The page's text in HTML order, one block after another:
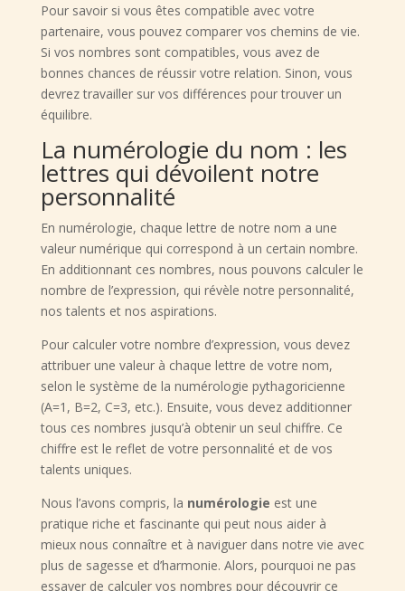
Pour savoir si vous êtes compatible avec votre
partenaire, vous pouvez comparer vos chemins de vie.
Si vos nombres sont compatibles, vous avez de
bonnes chances de réussir votre relation. Sinon, vous
devrez travailler sur vos différences pour trouver un
équilibre.
La numérologie du nom : les
lettres qui dévoilent notre
personnalité
En numérologie, chaque lettre de notre nom a une
valeur numérique qui correspond à un certain nombre.
En additionnant ces nombres, nous pouvons calculer le
nombre de l’expression, qui révèle notre personnalité,
nos talents et nos aspirations.
Pour calculer votre nombre d’expression, vous devez
attribuer une valeur à chaque lettre de votre nom,
selon le système de la numérologie pythagoricienne
(A=1, B=2, C=3, etc.). Ensuite, vous devez additionner
tous ces nombres jusqu’à obtenir un seul chiffre. Ce
chiffre est le reflet de votre personnalité et de vos
talents uniques.
Nous l’avons compris, la numérologie est une
pratique riche et fascinante qui peut nous aider à
mieux nous connaître et à naviguer dans notre vie avec
plus de sagesse et d’harmonie. Alors, pourquoi ne pas
essayer de calculer vos nombres pour découvrir ce